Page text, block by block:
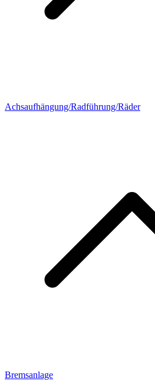
Achsaufhängung/Radführung/Räder
Bremsanlage